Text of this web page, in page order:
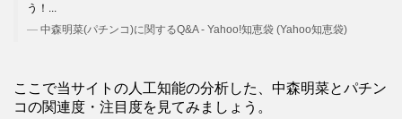
う！...
中森明菜(パチンコ)に関するQ&A - Yahoo!知恵袋 (Yahoo知恵袋)
ここで当サイトの人工知能の分析した、中森明菜とパチン
コの関連度・注目度を見てみましょう。